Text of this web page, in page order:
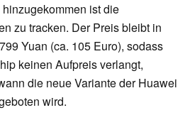
ist die
zu tracken. Der Preis bleibt in
Yuan (ca. 105 Euro), sodass
keinen Aufpreis verlangt,
die neue Variante der Huawei
wird.